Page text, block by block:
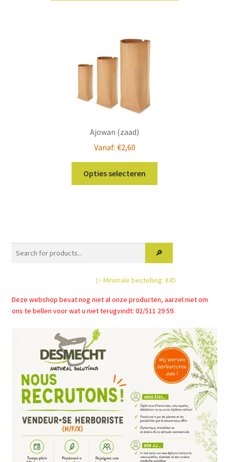
Ajowan (zaad)
Vanaf: €2,60
Opties selecteren
optie
kan
worden
de
▷ Minimale bestelling: €45
Deze webshop bevat nog niet al onze producten, aarzel niet om
ons te bellen voor wat u niet terugvindt: 02/511 29 59.